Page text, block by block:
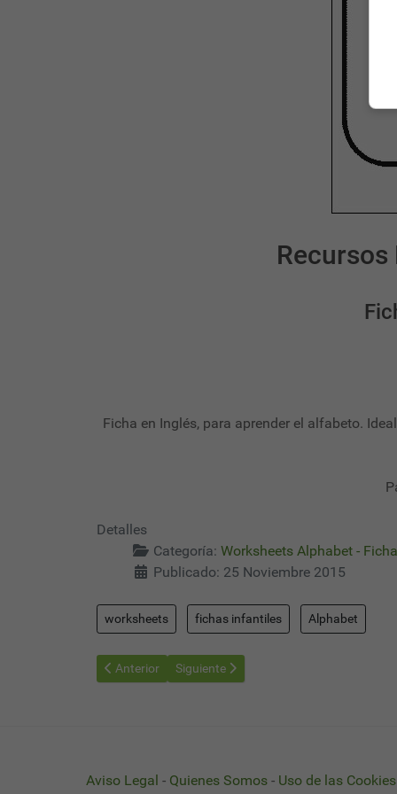
Ficha en Inglés, para aprender el alfabeto.
Detalles
Categoría: Worksheets Alphabet -
Publicado: 25 Noviembre 2015
worksheets fichas infantiles Alphabet
Artículo anterior: Worksheets Alphabet 22 - Fichas
Anterior Artículo siguiente: Worksheets Alphabet
Siguiente
Aviso Legal - Quienes Somos - Uso de las Cookies